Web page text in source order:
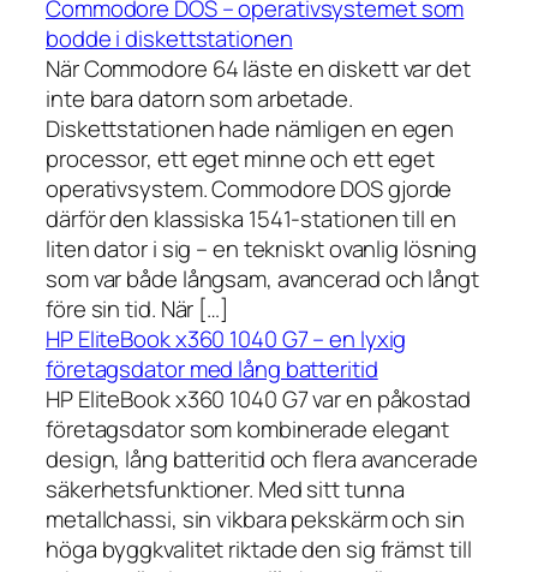
Commodore DOS – operativsystemet som
bodde i diskettstationen
När Commodore 64 läste en diskett var det
inte bara datorn som arbetade.
Diskettstationen hade nämligen en egen
processor, ett eget minne och ett eget
operativsystem. Commodore DOS gjorde
därför den klassiska 1541-stationen till en
liten dator i sig – en tekniskt ovanlig lösning
som var både långsam, avancerad och långt
före sin tid. När […]
HP EliteBook x360 1040 G7 – en lyxig
företagsdator med lång batteritid
HP EliteBook x360 1040 G7 var en påkostad
företagsdator som kombinerade elegant
design, lång batteritid och flera avancerade
säkerhetsfunktioner. Med sitt tunna
metallchassi, sin vikbara pekskärm och sin
höga byggkvalitet riktade den sig främst till